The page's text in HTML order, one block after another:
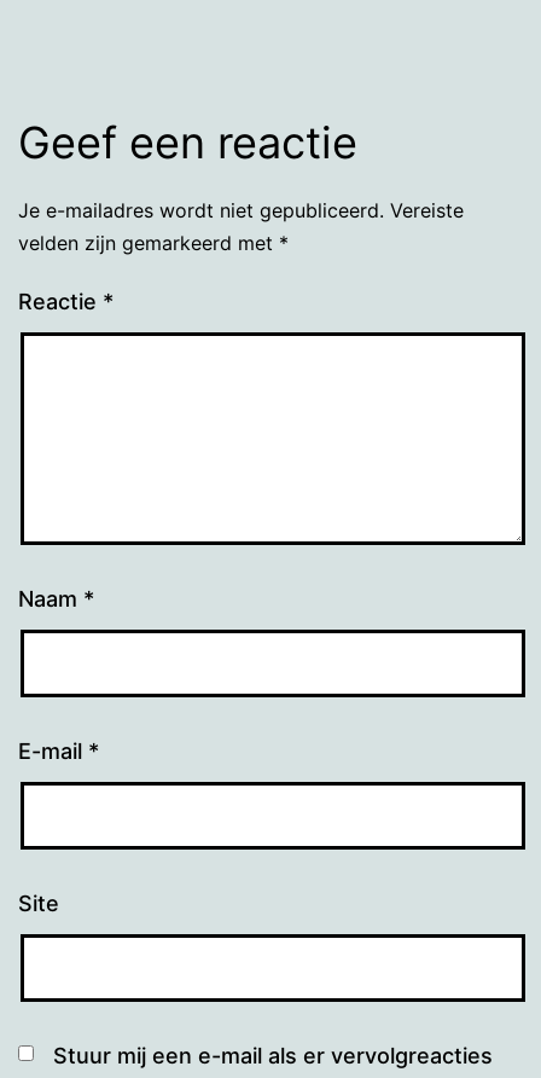
Geef een reactie
Je e-mailadres wordt niet gepubliceerd. Vereiste
velden zijn gemarkeerd met *
Reactie *
Naam *
E-mail *
Site
Stuur mij een e-mail als er vervolgreacties